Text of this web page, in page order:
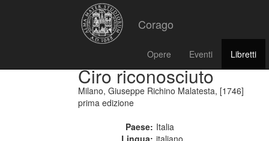
Corago
Opere Eventi Libretti
Ciro riconosciuto
Milano, Giuseppe Richino Malatesta, [1746]
prima edizione
Paese: Italia
Lingua: italiano